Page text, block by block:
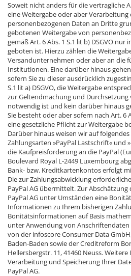
Soweit nicht anders für die vertragliche
eine Weitergabe oder aber
personenbezogenen Daten an Dritte
gebotenen Weitergabe von
gemäß Art. 6 Abs. 1 S.1 lit b) DSGVO
geboten ist. Hierzu zählen die
Versandunternehmen oder aber an die
Institutionen. Eine darüber hinaus
sofern Sie zu dieser ausdrücklich
S.1 lit a) DSGVO, die Weitergabe
zur Geltendmachung und Durchsetzung
notwendig ist und kein darüber hinaus
Sie besteht oder aber sofern nach Art. 6
eine gesetzliche Pflicht zur Weitergabe
Darüber hinaus weisen wir auf
Zahlungsarten »PayPal Lastschrift« und
die Kaufpreisforderung an die PayPal
Boulevard Royal L-2449 Luxembourg
Bank- bzw. Kreditkartenkontos erfolgt
Die zur Zahlungsabwicklung
PayPal AG übermittelt. Zur
PayPal AG unter Umständen eine
Informationen zu Ihrem bisherigen
Bonitätsinformationen auf Basis
unter Anwendung von Anschriftendaten
von der infoscore Consumer Data
Baden-Baden sowie der Creditreform
Hellersbergstr. 11, 41460 Neuss.
Verarbeitung und Speicherung Ihrer
PayPal AG.